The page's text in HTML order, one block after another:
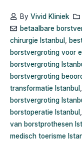
By Vivid Kliniek
betaalbare
chirurgie Istanbul
borstvergroting voor
borstvergroting
borstvergroting
transformatie Istanbul
borstvergroting
borstoperatie Istanbul
van borstprothesen
medisch toerisme